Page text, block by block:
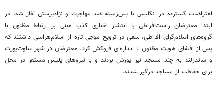
اعتراضات گسترده در انگلیس با پس‌زمینه‌ ضد مهاجرت و نژادپرستی آغاز شد. در
ابتدا معترضان راست‌افراطی با انتشار اخباری کذب مبنی بر ارتباط مظنون با
گروه‌های اسلام‌گرای افراطی، سعی در ترویج موجی تازه از اسلام‌هراسی داشتند که
پس از افشای هویت مظنون تا اندازه‌ای فروکش کرد. معترضان در شهر ساوت‌پورت
و ساندرلند به چند مسجد نیز یورش بردند و با نیروهای پلیس مستقر در محل
برای حفاظت از مساجد درگیر شدند.